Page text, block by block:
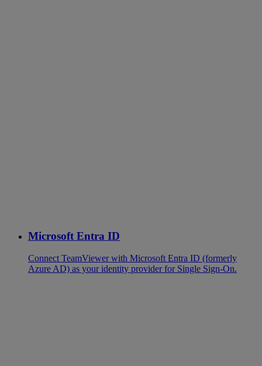
Microsoft Entra ID
Connect TeamViewer with Microsoft Entra ID (formerly
Azure AD) as your identity provider for Single Sign-On.